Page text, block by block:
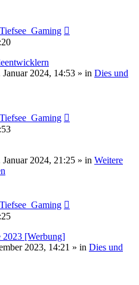
Tiefsee_Gaming
Januar 2024, 14:53 » in Dies und
Tiefsee_Gaming
Januar 2024, 21:25 » in Weitere
Tiefsee_Gaming
2023 [Werbung]
2023, 14:21 » in Dies und